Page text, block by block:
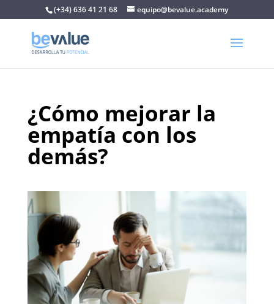
(+34) 636 41 21 68 equipo@bevalue.academy
¿Cómo mejorar la
empatía con los
demás?